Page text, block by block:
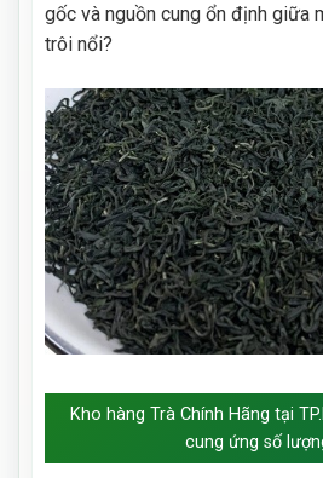
gốc và nguồn cung ổn định giữa
trôi nổi?
Kho hàng Trà Chính Hãng tại
cung ứng số